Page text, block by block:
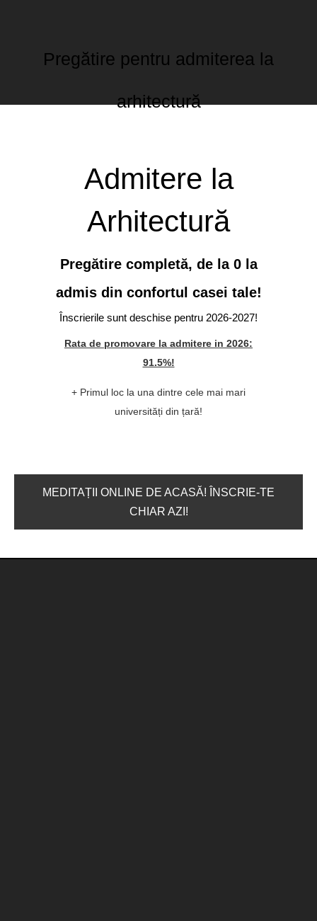
Pregătire pentru admiterea la
arhitectură
Admitere la
Arhitectură
Pregătire completă, de la 0 la
admis din confortul casei tale!
Înscrierile sunt deschise pentru 2026-2027!
Rata de promovare la admitere in 2026:
91.5%!
+ Primul loc la una dintre cele mai mari
universități din țară!
MEDITAȚII ONLINE DE ACASĂ! ÎNSCRIE-TE
CHIAR AZI!